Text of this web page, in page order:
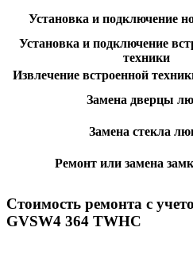
Установка и подключение
Установка и подключение
техники
Извлечение встроенной
Замена дверцы
Замена стекла
Ремонт или замена
Стоимость ремонта с
GVSW4 364 TWHC